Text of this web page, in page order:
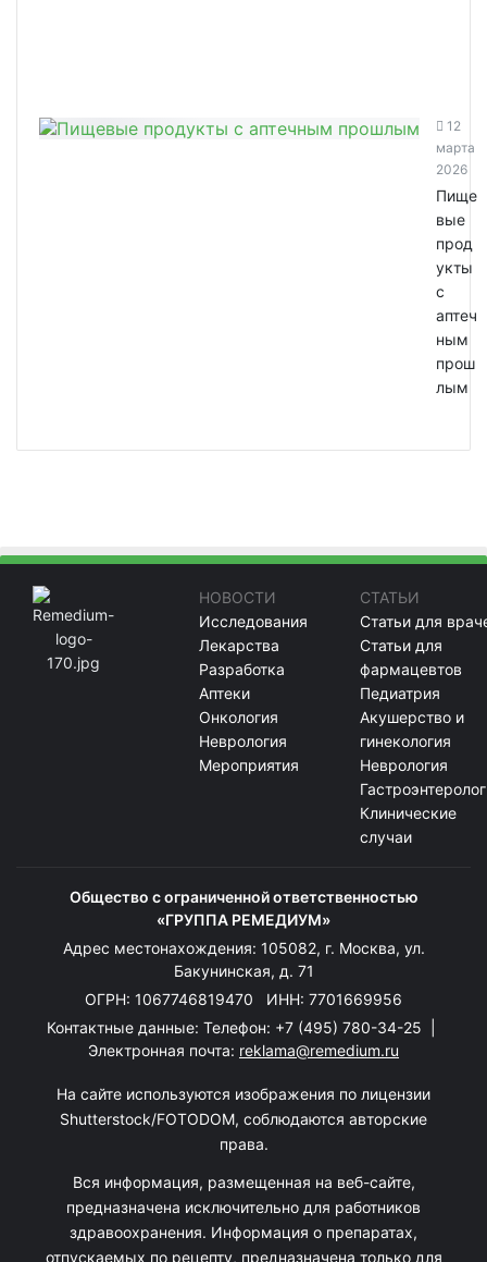
12
марта
2026
Пище
вые
прод
укты
с
аптеч
ным
прош
лым
НОВОСТИ
Исследования
Лекарства
Разработка
Аптеки
Онкология
Неврология
Мероприятия
СТАТЬИ
Статьи для
Статьи для
фармацевтов
Педиатрия
Акушерство и
гинекология
Неврология
Клинические
случаи
Общество с ограниченной ответственностью
«ГРУППА РЕМЕДИУМ»
Адрес местонахождения: 105082, г. Москва, ул.
Бакунинская, д. 71
ОГРН: 1067746819470 ИНН: 7701669956
Контактные данные: Телефон: +7 (495) 780-34-25
Электронная почта: reklama@remedium.ru
На сайте используются изображения по лицензии
Shutterstock/FOTODOM, соблюдаются авторские
права.
Вся информация, размещенная на веб-сайте,
предназначена исключительно для работников
здравоохранения. Информация о препаратах,
отпускаемых по рецепту, предназначена только для